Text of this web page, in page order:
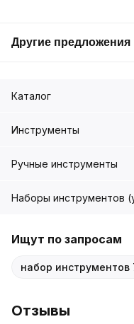
Другие предложения
Каталог
Инструменты
Ручные инструменты
Наборы инструментов
Ищут по запросам
набор
Отзывы